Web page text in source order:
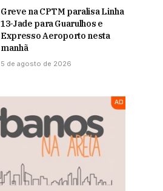
Greve na CPTM paralisa Linha
13-Jade para Guarulhos e
Expresso Aeroporto nesta
manhã
5 de agosto de 2026